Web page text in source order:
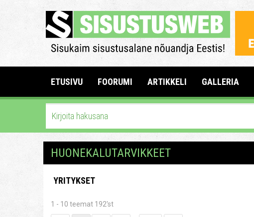
ETUSIVU FOORUMI ARTIKKELI GALLERIA
HUONEKALUTARVIKKEET
YRITYKSET
1 - 10 teemat 192'st